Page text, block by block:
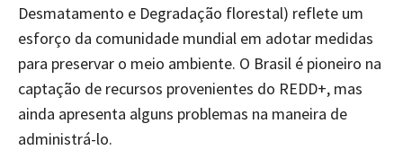
Desmatamento e Degradação florestal) reflete um
esforço da comunidade mundial em adotar medidas
para preservar o meio ambiente. O Brasil é pioneiro na
captação de recursos provenientes do REDD+, mas
ainda apresenta alguns problemas na maneira de
administrá-lo.